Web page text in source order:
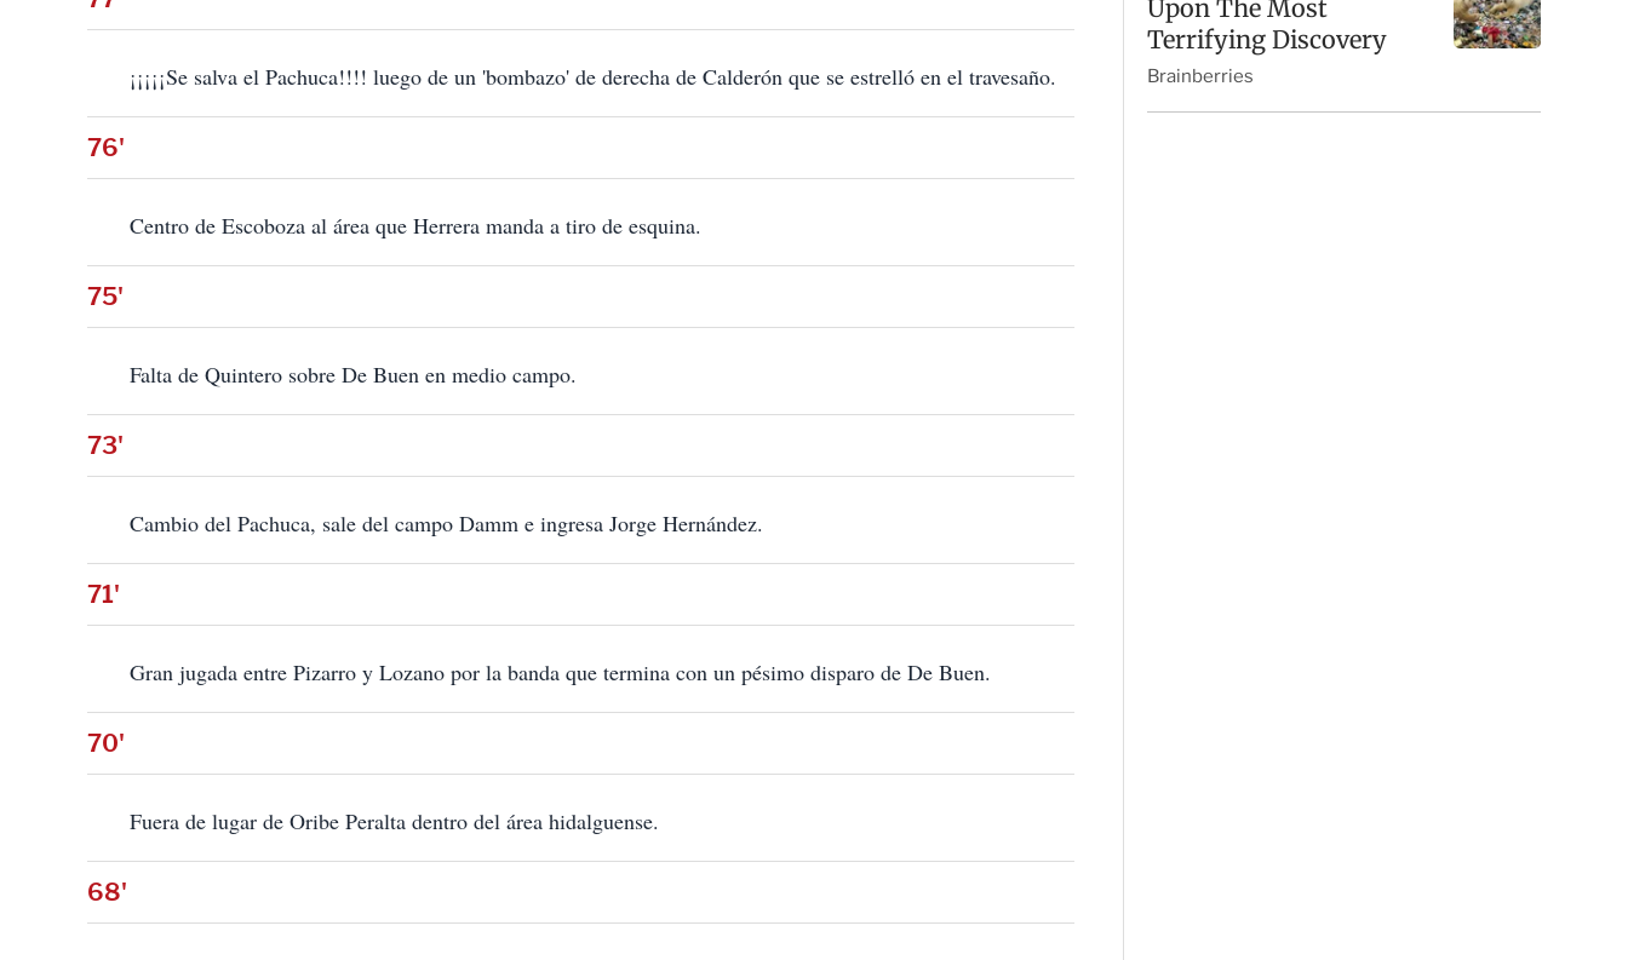
¡¡¡¡¡Se salva el Pachuca!!!! luego de un 'bombazo' de derecha de Calderón que se estrelló en el travesaño.
76'
Centro de Escoboza al área que Herrera manda a tiro de esquina.
75'
Falta de Quintero sobre De Buen en medio campo.
73'
Cambio del Pachuca, sale del campo Damm e ingresa Jorge Hernández.
71'
Gran jugada entre Pizarro y Lozano por la banda que termina con un pésimo disparo de De Buen.
70'
Fuera de lugar de Oribe Peralta dentro del área hidalguense.
68'